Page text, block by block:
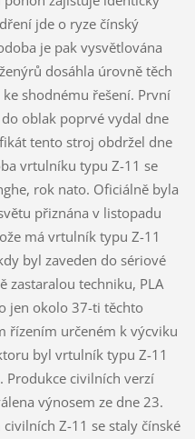
jde o ryze čínský
je pak vysvětlována
dosáhla úrovně těch
shodnému řešení. První
oblak poprvé vydal dne
tento stroj obdržel dne
vrtulníku typu Z-11 se
rok nato. Oficiálně byla
přiznána v listopadu
má vrtulník typu Z-11
byl zaveden do sériové
zastaralou techniku, PLA
jen okolo 37-ti těchto
řízením určeném k výcviku
byl vrtulník typu Z-11
civilních verzí
výnosem ze dne 23.
Z-11 se staly čínské